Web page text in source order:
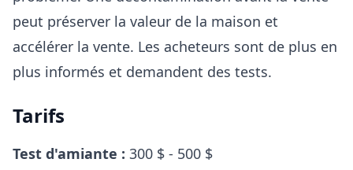
peut préserver la valeur de la maison et
accélérer la vente. Les acheteurs sont de plus en
plus informés et demandent des tests.
Tarifs
Test d'amiante : 300 $ - 500 $